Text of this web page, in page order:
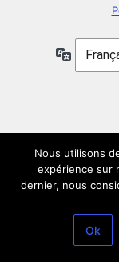
Langue
Nous utilisons
expérience sur
dernier, nous
Ok